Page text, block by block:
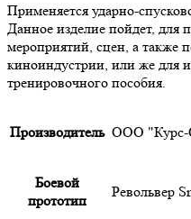
Применяется ударно-
Данное изделие пойдет, для
мероприятий, сцен, а также
киноиндустрии, или же для
тренировочного пособия.
Производитель ООО "Курс-
Боевой
прототип
Револьвер